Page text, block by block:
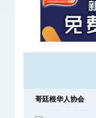
哥廷根华人协会